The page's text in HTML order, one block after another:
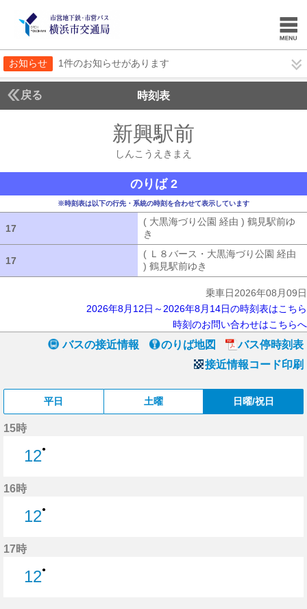
お知らせ 1件のお知らせがあります
戻る 時刻表
新興駅前
しんこうえきまえ
のりば 2
※時刻表は以下の行先・系統の時刻を合わせて表示しています
17
( 大黒海づり公園 経由 ) 鶴見駅前ゆ
き
17
( Ｌ８バース・大黒海づり公園 経由
) 鶴見駅前ゆき
乗車日2026年08月09日
2026年8月12日～2026年8月14日の時刻表はこちら
時刻のお問い合わせはこちらへ
バスの接近情報 のりば地図
バス停時刻表
接近情報コード印刷
平日 土曜 日曜/祝日
15時
12●
16時
12●
17時
12●